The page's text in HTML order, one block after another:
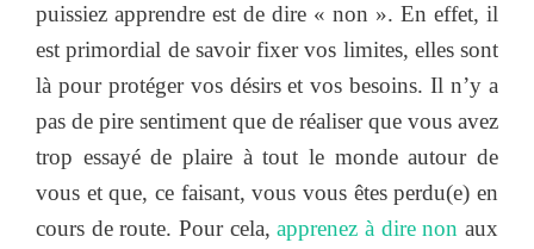
puissiez apprendre est de dire « non ». En effet, il
est primordial de savoir fixer vos limites, elles sont
là pour protéger vos désirs et vos besoins. Il n’y a
pas de pire sentiment que de réaliser que vous avez
trop essayé de plaire à tout le monde autour de
vous et que, ce faisant, vous vous êtes perdu(e) en
cours de route. Pour cela,apprenez à dire nonaux